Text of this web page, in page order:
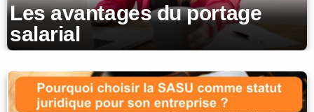
Les avantages du portage
salarial